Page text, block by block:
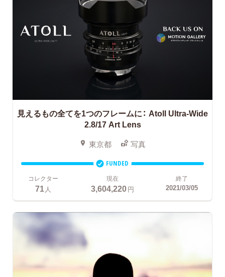
見えるもの全てを1つのフレームに： Atoll Ultra-Wide
2.8/17 Art Lens
東京都 写真
FUNDED
コレクター
71 人
現在
3,604,220円
終了
2021/03/05